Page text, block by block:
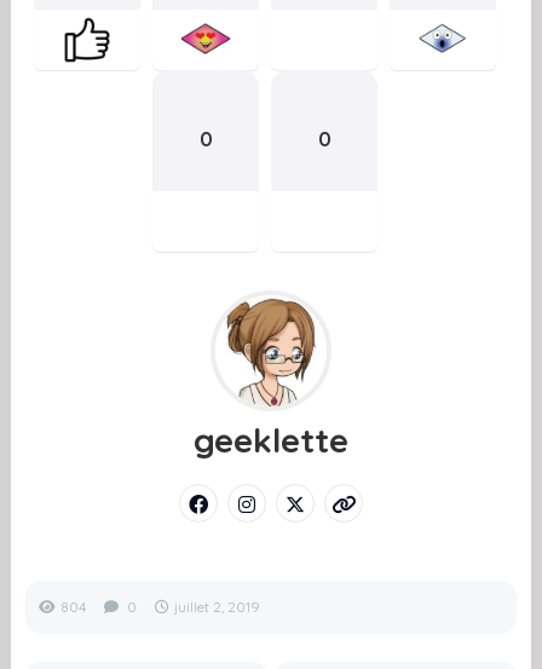
0 0
geeklette
804 0 juillet 2, 2019